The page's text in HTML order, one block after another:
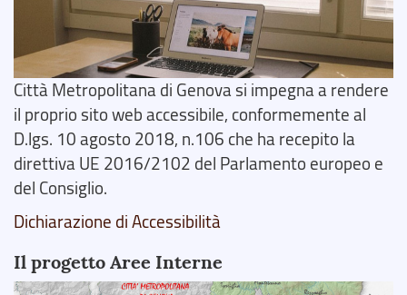
Città Metropolitana di Genova si impegna a rendere
il proprio sito web accessibile, conformemente al
D.lgs. 10 agosto 2018, n.106 che ha recepito la
direttiva UE 2016/2102 del Parlamento europeo e
del Consiglio.
Dichiarazione di Accessibilità
Il progetto Aree Interne